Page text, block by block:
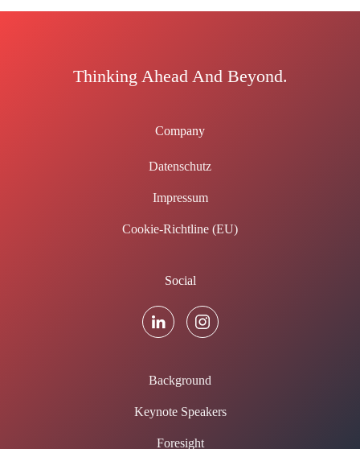
Thinking Ahead And Beyond.
Company
Datenschutz
Impressum
Cookie-Richtline (EU)
Social
Background
Keynote Speakers
Foresight